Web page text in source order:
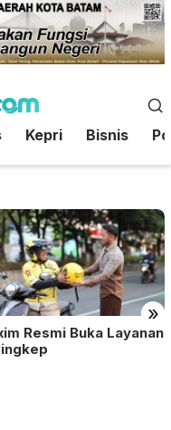
Kepri Bisnis
»
Resmi Buka Layanan